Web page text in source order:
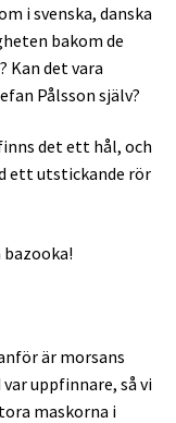
i svenska, danska
bakom de
Kan det vara
Pålsson själv?
det ett hål, och
ett utstickande rör
bazooka!
är morsans
uppfinnare, så vi
maskorna i